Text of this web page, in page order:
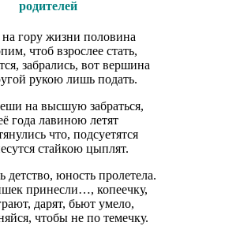
родителей
на гору жизни половина
чтоб взрослее стать,
забрались, вот вершина
рукою лишь подать.
на высшую забраться,
года лавиною летят
что, подсуетятся
стайкою цыплят.
детство, юность пролетела.
принесли…, копеечку,
дарят, бьют умело,
чтобы не по темечку.